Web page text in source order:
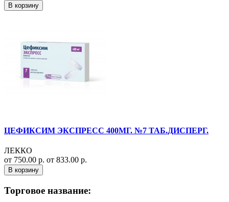
В корзину
ЦЕФИКСИМ ЭКСПРЕСС 400МГ. №7 ТАБ.ДИСПЕРГ.
ЛЕККО
от 750.00 р. от 833.00 р.
В корзину
Торговое название: